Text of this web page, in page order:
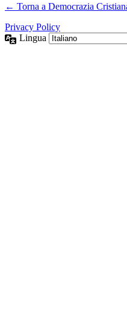
← Torna a Democrazia
Privacy Policy
Lingua